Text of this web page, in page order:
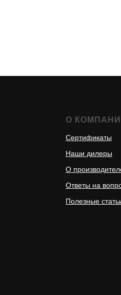
О
Сертификаты
Наши дилеры
О
Ответы на
Полезные